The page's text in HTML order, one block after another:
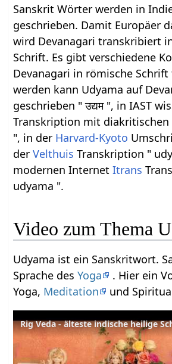
Sanskrit Wörter werden in
geschrieben. Damit Europäer
wird Devanagari transkribiert
Schrift. Es gibt verschiedene
Devanagari in römische
werden kann Udyama auf
geschrieben " उद्यम ", in IAST
Transkription mit diakritischen
", in der Harvard-Kyoto
derVelthuis Transkription "
modernen InternetItrans
udyama ".
Video zum Thema
Udyama ist ein Sanskritwort.
Sprache desYoga
. Hier ein
Yoga, Meditation und